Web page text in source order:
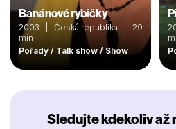
Banánové rybičky
2003 | Česká republika | 29
min
Pořady / Talk show / Show
Sledujte kdekoliv až